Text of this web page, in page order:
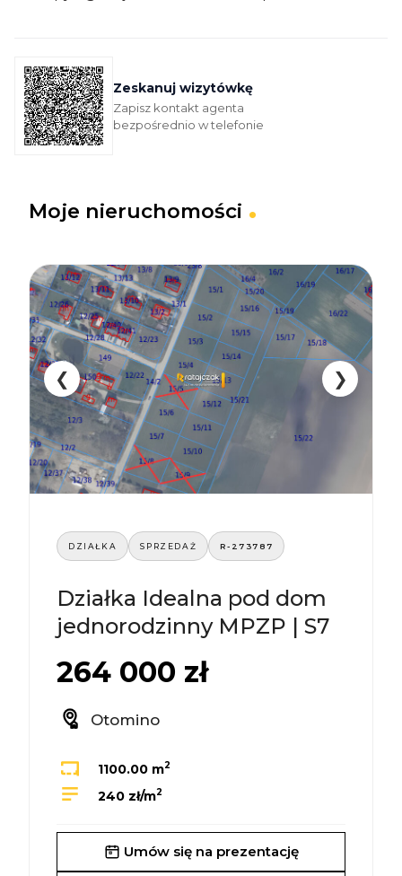
Zeskanuj wizytówkę
Zapisz kontakt agenta
bezpośrednio w telefonie
Moje nieruchomości
❮ ❯
DZIAŁKA SPRZEDAŻ R-273787
Działka Idealna pod dom
jednorodzinny MPZP | S7
264 000 zł
Otomino
1100.00 m2
240 zł/m2
Umów się na prezentację